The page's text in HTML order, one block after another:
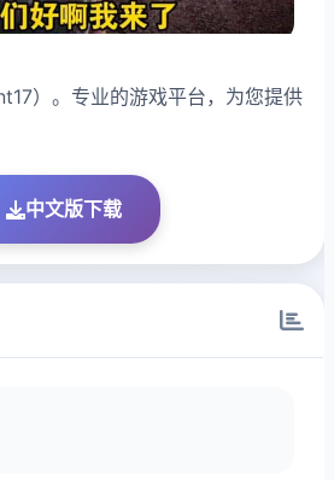
）。专业的游戏平台，为您提供
中文版下载